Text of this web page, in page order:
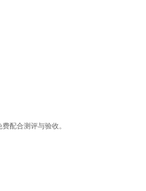
配合测评与验收。